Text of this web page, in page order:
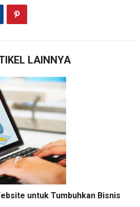
LAINNYA
untuk Tumbuhkan Bisnis